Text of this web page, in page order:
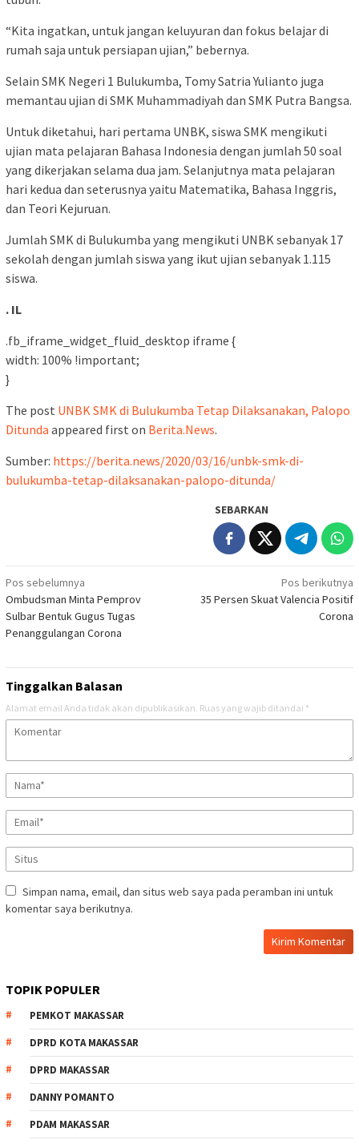
“Kita ingatkan, untuk jangan keluyuran dan fokus belajar di
rumah saja untuk persiapan ujian,” bebernya.
Selain SMK Negeri 1 Bulukumba, Tomy Satria Yulianto juga
memantau ujian di SMK Muhammadiyah dan SMK Putra Bangsa.
Untuk diketahui, hari pertama UNBK, siswa SMK mengikuti
ujian mata pelajaran Bahasa Indonesia dengan jumlah 50 soal
yang dikerjakan selama dua jam. Selanjutnya mata pelajaran
hari kedua dan seterusnya yaitu Matematika, Bahasa Inggris,
dan Teori Kejuruan.
Jumlah SMK di Bulukumba yang mengikuti UNBK sebanyak 17
sekolah dengan jumlah siswa yang ikut ujian sebanyak 1.115
siswa.
. IL
.fb_iframe_widget_fluid_desktop iframe {
width: 100% !important;
}
The post UNBK SMK di Bulukumba Tetap Dilaksanakan, Palopo
Ditunda appeared first on Berita.News.
Sumber: https://berita.news/2020/03/16/unbk-smk-di-
bulukumba-tetap-dilaksanakan-palopo-ditunda/
SEBARKAN
Navigasi
pos
Pos sebelumnya
Ombudsman Minta Pemprov
Sulbar Bentuk Gugus Tugas
Penanggulangan Corona
Pos berikutnya
35 Persen Skuat Valencia Positif
Corona
Tinggalkan Balasan
Alamat email Anda tidak akan dipublikasikan. Ruas yang wajib ditandai *
Simpan nama, email, dan situs web saya pada peramban ini untuk
komentar saya berikutnya.
TOPIK POPULER
PEMKOT MAKASSAR
DPRD KOTA MAKASSAR
DPRD MAKASSAR
DANNY POMANTO
PDAM MAKASSAR